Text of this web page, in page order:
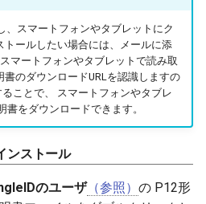
、スマートフォンやタブレットにク
トールしたい場合には、メールに添
マートフォンやタブレットで読み取
書のダウンロードURLを認識しますの
ことで、 スマートフォンやタブレ
書をダウンロードできます。
ンストール
のユーザ（参照） の P12形